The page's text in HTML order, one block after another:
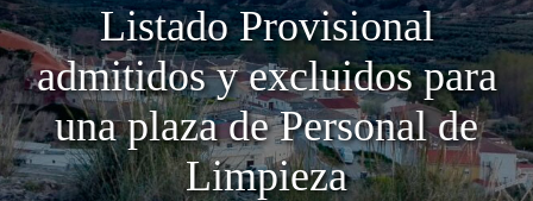
Listado Provisional
admitidos y excluidos para
una plaza de Personal de
Limpieza